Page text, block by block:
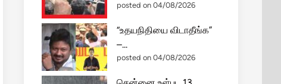
posted on 04/08/2026
“உதயநிதியை விடாதீங்க”
–...
posted on 04/08/2026